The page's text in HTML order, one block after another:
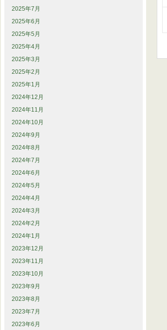
2025年7月
2025年6月
2025年5月
2025年4月
2025年3月
2025年2月
2025年1月
2024年12月
2024年11月
2024年10月
2024年9月
2024年8月
2024年7月
2024年6月
2024年5月
2024年4月
2024年3月
2024年2月
2024年1月
2023年12月
2023年11月
2023年10月
2023年9月
2023年8月
2023年7月
2023年6月